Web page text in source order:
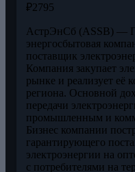
₽2795
АстрЭнСб (ASSB) —
энергосбытовая
поставщик
Компания закупает
рынке и реализует её
региона. Основной
передачи
промышленным и
Бизнес компании
гарантирующего
электроэнергии на
с потребителями на